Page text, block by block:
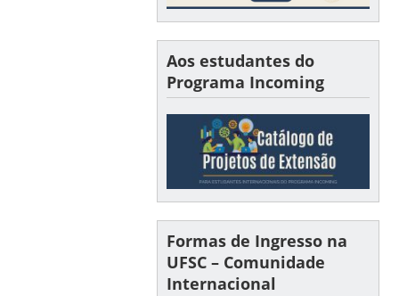
Aos estudantes do
Programa Incoming
Formas de Ingresso na
UFSC – Comunidade
Internacional